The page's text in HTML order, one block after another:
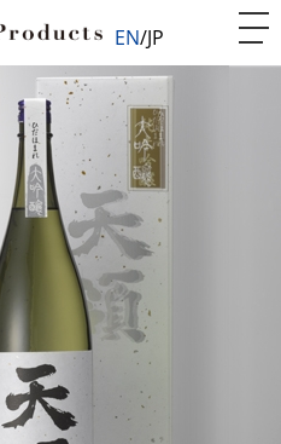
EN JP